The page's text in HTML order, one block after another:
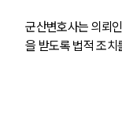
군산변호사는 의뢰
을 받도록 법적 조치